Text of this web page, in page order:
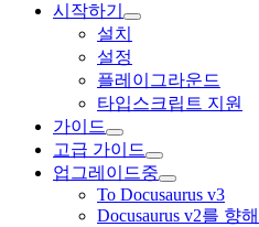
시작하기
설치
설정
플레이그라운드
타입스크립트 지원
가이드
고급 가이드
업그레이드중
To Docusaurus v3
Docusaurus v2를 향해